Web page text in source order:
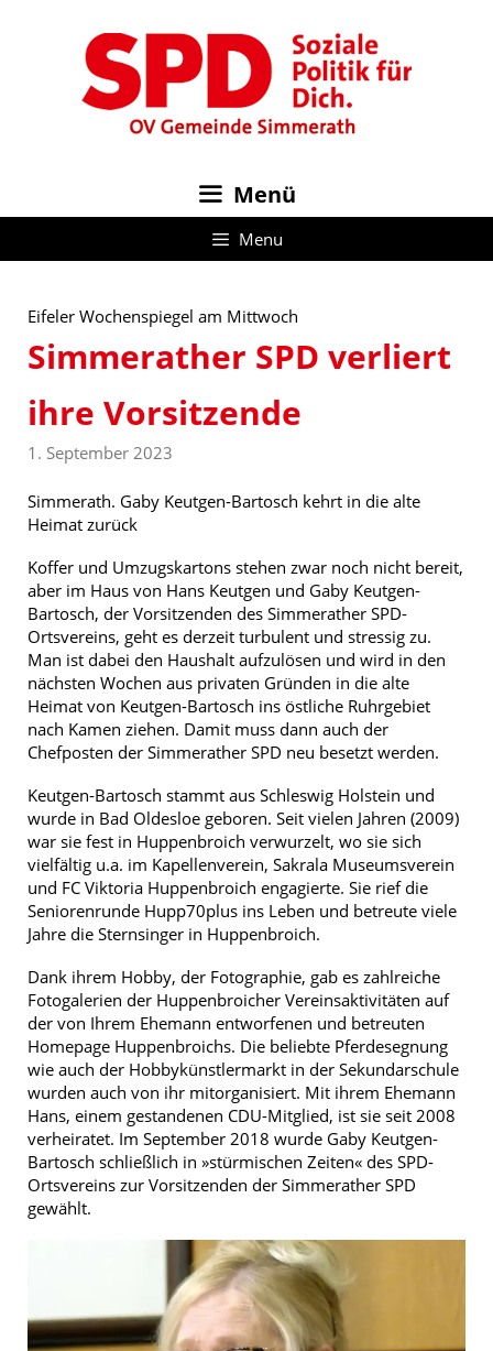
Menü
Menu
Eifeler Wochenspiegel am Mittwoch
Simmerather SPD verliert
ihre Vorsitzende
1. September 2023
Simmerath. Gaby Keutgen-Bartosch kehrt in die alte
Heimat zurück
Koffer und Umzugskartons stehen zwar noch nicht bereit,
aber im Haus von Hans Keutgen und Gaby Keutgen-
Bartosch, der Vorsitzenden des Simmerather SPD-
Ortsvereins, geht es derzeit turbulent und stressig zu.
Man ist dabei den Haushalt aufzulösen und wird in den
nächsten Wochen aus privaten Gründen in die alte
Heimat von Keutgen-Bartosch ins östliche Ruhrgebiet
nach Kamen ziehen. Damit muss dann auch der
Chefposten der Simmerather SPD neu besetzt werden.
Keutgen-Bartosch stammt aus Schleswig Holstein und
wurde in Bad Oldesloe geboren. Seit vielen Jahren (2009)
war sie fest in Huppenbroich verwurzelt, wo sie sich
vielfältig u.a. im Kapellenverein, Sakrala Museumsverein
und FC Viktoria Huppenbroich engagierte. Sie rief die
Seniorenrunde Hupp70plus ins Leben und betreute viele
Jahre die Sternsinger in Huppenbroich.
Dank ihrem Hobby, der Fotographie, gab es zahlreiche
Fotogalerien der Huppenbroicher Vereinsaktivitäten auf
der von Ihrem Ehemann entworfenen und betreuten
Homepage Huppenbroichs. Die beliebte Pferdesegnung
wie auch der Hobbykünstlermarkt in der Sekundarschule
wurden auch von ihr mitorganisiert. Mit ihrem Ehemann
Hans, einem gestandenen CDU-Mitglied, ist sie seit 2008
verheiratet. Im September 2018 wurde Gaby Keutgen-
Bartosch schließlich in »stürmischen Zeiten« des SPD-
Ortsvereins zur Vorsitzenden der Simmerather SPD
gewählt.